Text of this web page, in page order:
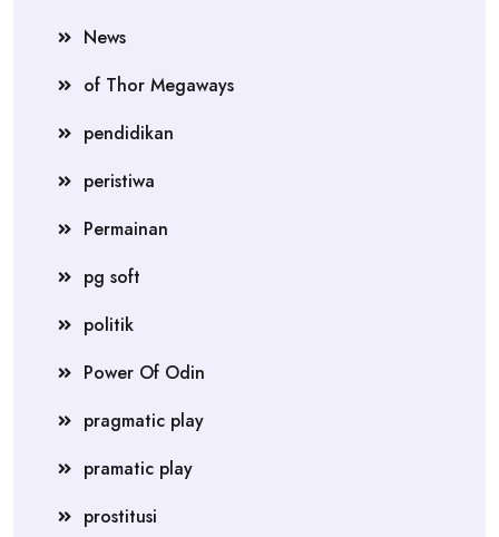
News
of Thor Megaways
pendidikan
peristiwa
Permainan
pg soft
politik
Power Of Odin
pragmatic play
pramatic play
prostitusi